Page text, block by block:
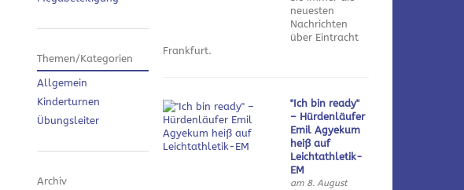
Themen/Kategorien
Allgemein
Kinderturnen
Übungsleiter
Archiv
neuesten
Nachrichten
über Eintracht
Frankfurt.
"Ich bin ready"
– Hürdenläufer
Emil Agyekum
heiß auf
Leichtathletik-
EM
am 8. August